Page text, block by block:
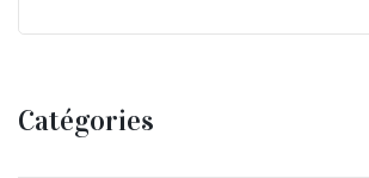
Catégories